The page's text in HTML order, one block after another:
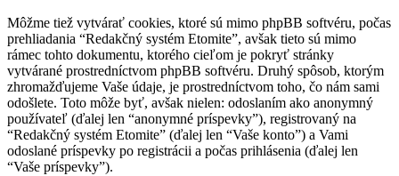
Môžme tiež vytvárať cookies, ktoré sú mimo phpBB softvéru, počas
prehliadania “Redakčný systém Etomite”, avšak tieto sú mimo
rámec tohto dokumentu, ktorého cieľom je pokryť stránky
vytvárané prostredníctvom phpBB softvéru. Druhý spôsob, ktorým
zhromažďujeme Vaše údaje, je prostredníctvom toho, čo nám sami
odošlete. Toto môže byť, avšak nielen: odoslaním ako anonymný
používateľ (ďalej len “anonymné príspevky”), registrovaný na
“Redakčný systém Etomite” (ďalej len “Vaše konto”) a Vami
odoslané príspevky po registrácii a počas prihlásenia (ďalej len
“Vaše príspevky”).